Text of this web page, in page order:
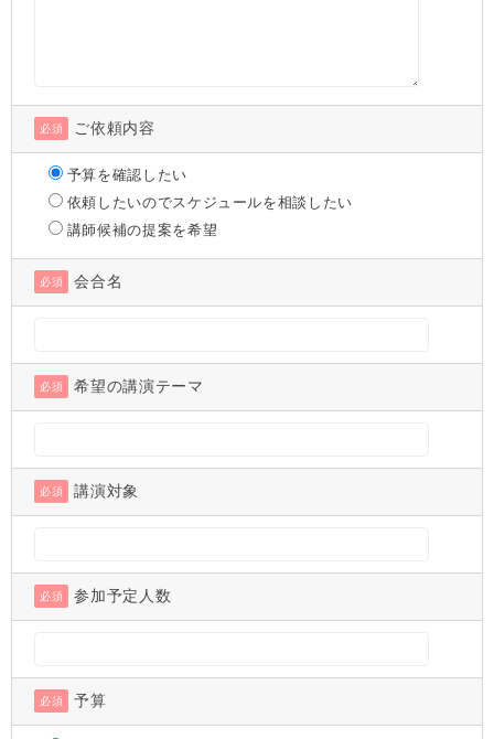
必須 ご依頼内容
予算を確認したい
依頼したいのでスケジュールを相談したい
講師候補の提案を希望
必須 会合名
必須 希望の講演テーマ
必須 講演対象
必須 参加予定人数
必須 予算